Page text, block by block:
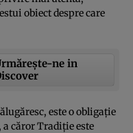
obiect despre care
ne in
este o obligaţie
căror Tradiţie este